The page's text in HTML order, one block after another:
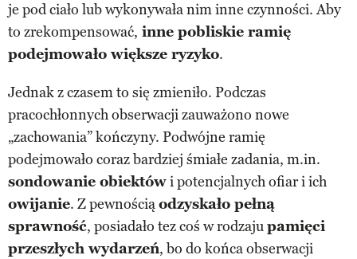
je pod ciało lub wykonywała nim inne czynności. Aby
to zrekompensować, inne pobliskie ramię
podejmowało większe ryzyko.
Jednak z czasem to się zmieniło. Podczas
pracochłonnych obserwacji zauważono nowe
„zachowania” kończyny. Podwójne ramię
podejmowało coraz bardziej śmiałe zadania, m.in.
sondowanie obiektówi potencjalnych ofiar i ich
owijanie. Z pewnościąodzyskało pełną
sprawność, posiadało tez coś w rodzajupamięci
przeszłych wydarzeń, bo do końca obserwacji